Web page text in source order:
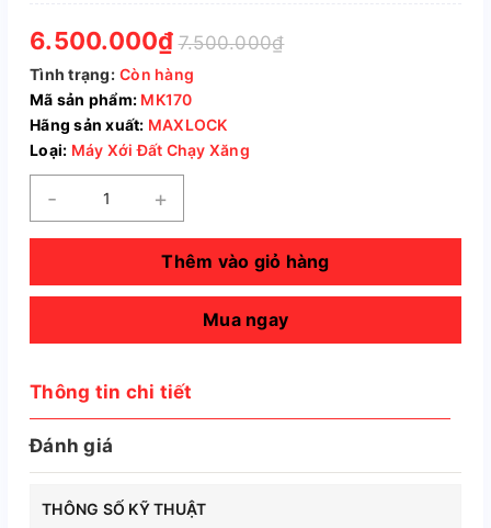
6.500.000₫ 7.500.000₫
Tình trạng: Còn hàng
Mã sản phẩm: MK170
Hãng sản xuất: MAXLOCK
Loại: Máy Xới Đất Chạy Xăng
- +
Thêm vào giỏ hàng
Mua ngay
Thông tin chi tiết
Đánh giá
THÔNG SỐ KỸ THUẬT